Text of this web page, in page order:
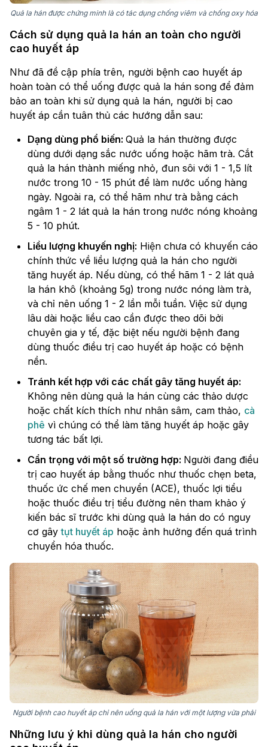
Quả la hán được chứng minh là có tác dụng chống viêm và chống oxy hóa
Cách sử dụng quả la hán an toàn cho người
cao huyết áp
Như đã đề cập phía trên, người bệnh cao huyết áp
hoàn toàn có thể uống được quả la hán song để đảm
bảo an toàn khi sử dụng quả la hán, người bị cao
huyết áp cần tuân thủ các hướng dẫn sau:
Dạng dùng phổ biến: Quả la hán thường được
dùng dưới dạng sắc nước uống hoặc hãm trà. Cắt
quả la hán thành miếng nhỏ, đun sôi với 1 - 1,5 lít
nước trong 10 - 15 phút để làm nước uống hàng
ngày. Ngoài ra, có thể hãm như trà bằng cách
ngâm 1 - 2 lát quả la hán trong nước nóng khoảng
5 - 10 phút.
Liều lượng khuyến nghị: Hiện chưa có khuyến cáo
chính thức về liều lượng quả la hán cho người
tăng huyết áp. Nếu dùng, có thể hãm 1 - 2 lát quả
la hán khô (khoảng 5g) trong nước nóng làm trà,
và chỉ nên uống 1 - 2 lần mỗi tuần. Việc sử dụng
lâu dài hoặc liều cao cần được theo dõi bởi
chuyên gia y tế, đặc biệt nếu người bệnh đang
dùng thuốc điều trị cao huyết áp hoặc có bệnh
nền.
Tránh kết hợp với các chất gây tăng huyết áp:
Không nên dùng quả la hán cùng các thảo dược
hoặc chất kích thích như nhân sâm, cam thảo, cà
phê vì chúng có thể làm tăng huyết áp hoặc gây
tương tác bất lợi.
Cẩn trọng với một số trường hợp: Người đang điều
trị cao huyết áp bằng thuốc như thuốc chẹn beta,
thuốc ức chế men chuyển (ACE), thuốc lợi tiểu
hoặc thuốc điều trị tiểu đường nên tham khảo ý
kiến bác sĩ trước khi dùng quả la hán do có nguy
cơ gâytụt huyết áp hoặc ảnh hưởng đến quá trình
chuyển hóa thuốc.
Người bệnh cao huyết áp chỉ nên uống quả la hán với một lượng vừa phải
Những lưu ý khi dùng quả la hán cho người